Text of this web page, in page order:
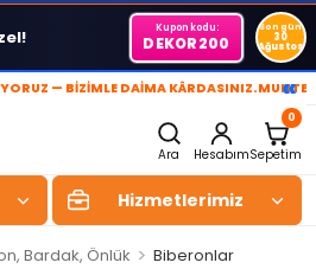
Kupon kodu:
DEKOR200
Son gün
30
Ağustos
— BİZİMLE DAİMA KÂRDASINIZ. «
Ara Hesabım
0
Sepetim
Hizmetlerimiz
Bardak, Önlük > Biberonlar